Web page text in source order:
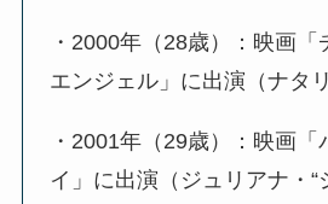
・2000年（28歳）：映画「
エンジェル」に出演（ナタ
・2001年（29歳）：映画「
イ」に出演（ジュリアナ・“